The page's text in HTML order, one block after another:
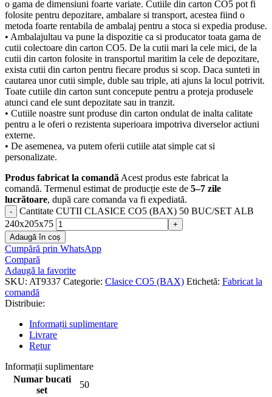
o gama de dimensiuni foarte variate. Cutiile din carton CO5 pot fi
folosite pentru depozitare, ambalare si transport, acestea fiind o
metoda foarte rentabila de ambalaj pentru a stoca si expedia produse.
• Ambalajultau va pune la dispozitie ca si producator toata gama de
cutii colectoare din carton CO5. De la cutii mari la cele mici, de la
cutii din carton folosite in transportul maritim la cele de depozitare,
exista cutii din carton pentru fiecare produs si scop. Daca sunteti in
cautarea unor cutii simple, duble sau triple, ati ajuns la locul potrivit.
Toate cutiile din carton sunt concepute pentru a proteja produsele
atunci cand ele sunt depozitate sau in tranzit.
• Cutiile noastre sunt produse din carton ondulat de inalta calitate
pentru a le oferi o rezistenta superioara impotriva diverselor actiuni
externe.
• De asemenea, va putem oferii cutiile atat simple cat si
personalizate.
Produs fabricat la comandă Acest produs este fabricat la
comandă. Termenul estimat de producție este de 5–7 zile
lucrătoare, după care comanda va fi expediată.
Cantitate CUTII CLASICE CO5 (BAX) 50 BUC/SET ALB
240x205x75
Adaugă în coș
Cumpără prin WhatsApp
Compară
Adaugă la favorite
SKU: AT9337 Categorie: Clasice CO5 (BAX) Etichetă: Fabricat la
comandă
Distribuie:
Informații suplimentare
Livrare
Retur
Informații suplimentare
Numar bucati
set
50